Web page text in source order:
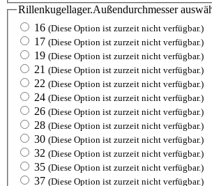
Rillenkugellager.Außendurchmesser
16 (Diese Option ist zurzeit nicht verfügbar.)
17 (Diese Option ist zurzeit nicht verfügbar.)
19 (Diese Option ist zurzeit nicht verfügbar.)
21 (Diese Option ist zurzeit nicht verfügbar.)
22 (Diese Option ist zurzeit nicht verfügbar.)
24 (Diese Option ist zurzeit nicht verfügbar.)
26 (Diese Option ist zurzeit nicht verfügbar.)
28 (Diese Option ist zurzeit nicht verfügbar.)
30 (Diese Option ist zurzeit nicht verfügbar.)
32 (Diese Option ist zurzeit nicht verfügbar.)
35 (Diese Option ist zurzeit nicht verfügbar.)
37 (Diese Option ist zurzeit nicht verfügbar.)